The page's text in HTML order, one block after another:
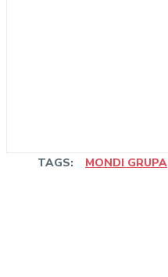
TAGS: MONDI GRUPA